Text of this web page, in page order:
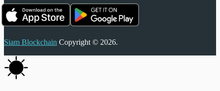
Siam Blockchain Copyright © 2026.